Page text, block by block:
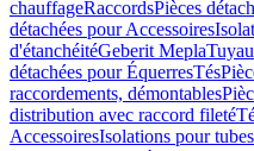
chauffageRaccordsPièces
détachées pour Accessoires
d'étanchéitéGeberit Mepla
détachées pour ÉquerresTés
raccordements, démontables
distribution avec raccord fileté
AccessoiresIsolations pour